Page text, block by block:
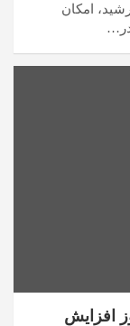
امکان
افزایش